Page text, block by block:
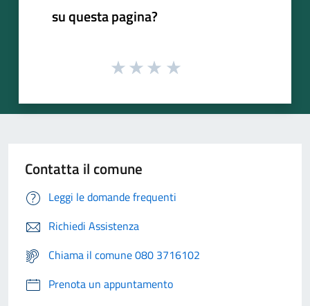
su questa pagina?
Contatta il comune
Leggi le domande frequenti
Richiedi Assistenza
Chiama il comune 080 3716102
Prenota un appuntamento